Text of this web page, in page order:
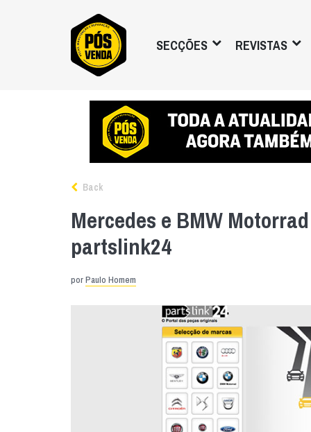
SECÇÕES REVISTAS
Back
Mercedes e BMW
partslink24
porPaulo Homem